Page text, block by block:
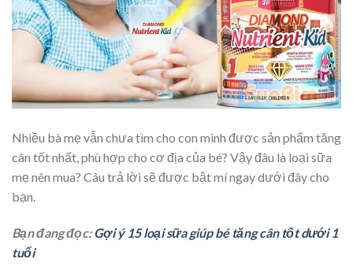
Nhiều bà mẹ vẫn chưa tìm cho con mình được sản phẩm tăng
cân tốt nhất, phù hợp cho cơ địa của bé? Vậy đâu là loại sữa
mẹ nên mua? Câu trả lời sẽ được bật mí ngay dưới đây cho
bạn.
Bạn đang đọc:Gợi ý 15 loại sữa giúp bé tăng cân tốt dưới 1
tuổi